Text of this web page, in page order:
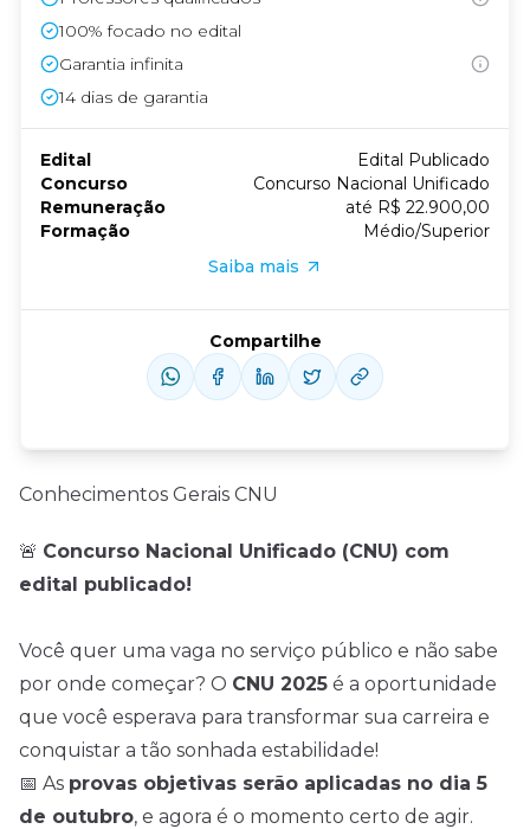
Conhecimentos Gerais CNU
🚨 Concurso Nacional Unificado (CNU) com
edital publicado!
Você quer uma vaga no serviço público e não sabe
por onde começar? O CNU 2025 é a oportunidade
que você esperava para transformar sua carreira e
conquistar a tão sonhada estabilidade!
📅 As provas objetivas serão aplicadas no dia 5
de outubro, e agora é o momento certo de agir.
100% focado no edital
Garantia infinita
14 dias de garantia
Edital
Edital Publicado
Concurso
Concurso Nacional Unificado
Remuneração
até R$ 22.900,00
Formação
Médio/Superior
Saiba mais
Compartilhe